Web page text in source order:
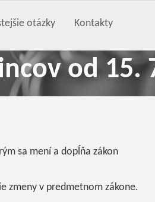
otázky Kontakty
od 15.
sa mení a dopĺňa zákon
zmeny v predmetnom zákone.